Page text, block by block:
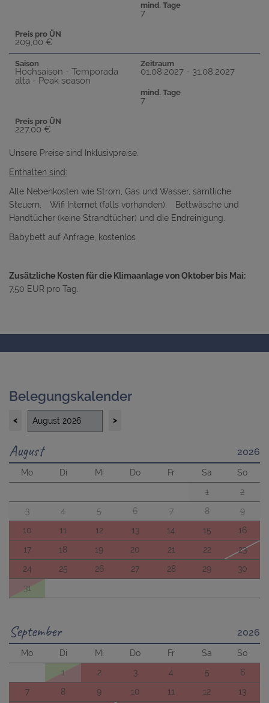
mind. Tage
7
Preis pro ÜN
209,00 €
Saison
Hochsaison - Temporada
alta - Peak season
Zeitraum
01.08.2027 - 31.08.2027
mind. Tage
7
Preis pro ÜN
227,00 €
Unsere Preise sind Inklusivpreise.
Enthalten sind:
Alle Nebenkosten wie Strom, Gas und Wasser, sämtliche
Steuern, Wifi Internet (falls vorhanden), Bettwäsche und
Handtücher (keine Strandtücher) und die Endreinigung.
Babybett auf Anfrage, kostenlos
Zusätzliche Kosten für die Klimaanlage von Oktober bis Mai:
7,50 EUR pro Tag.
Belegungskalender
< >
August 2026
Mo Di Mi Do Fr Sa
So
1
2
3
4 5 6 7 8
9
10
11 12 13 14 15
16
17
18 19 20 21 22
23
24
25 26 27 28 29
30
31
September 2026
Mo Di Mi Do Fr Sa
So
1
2 3 4 5
6
7
8 9 10 11 12
13